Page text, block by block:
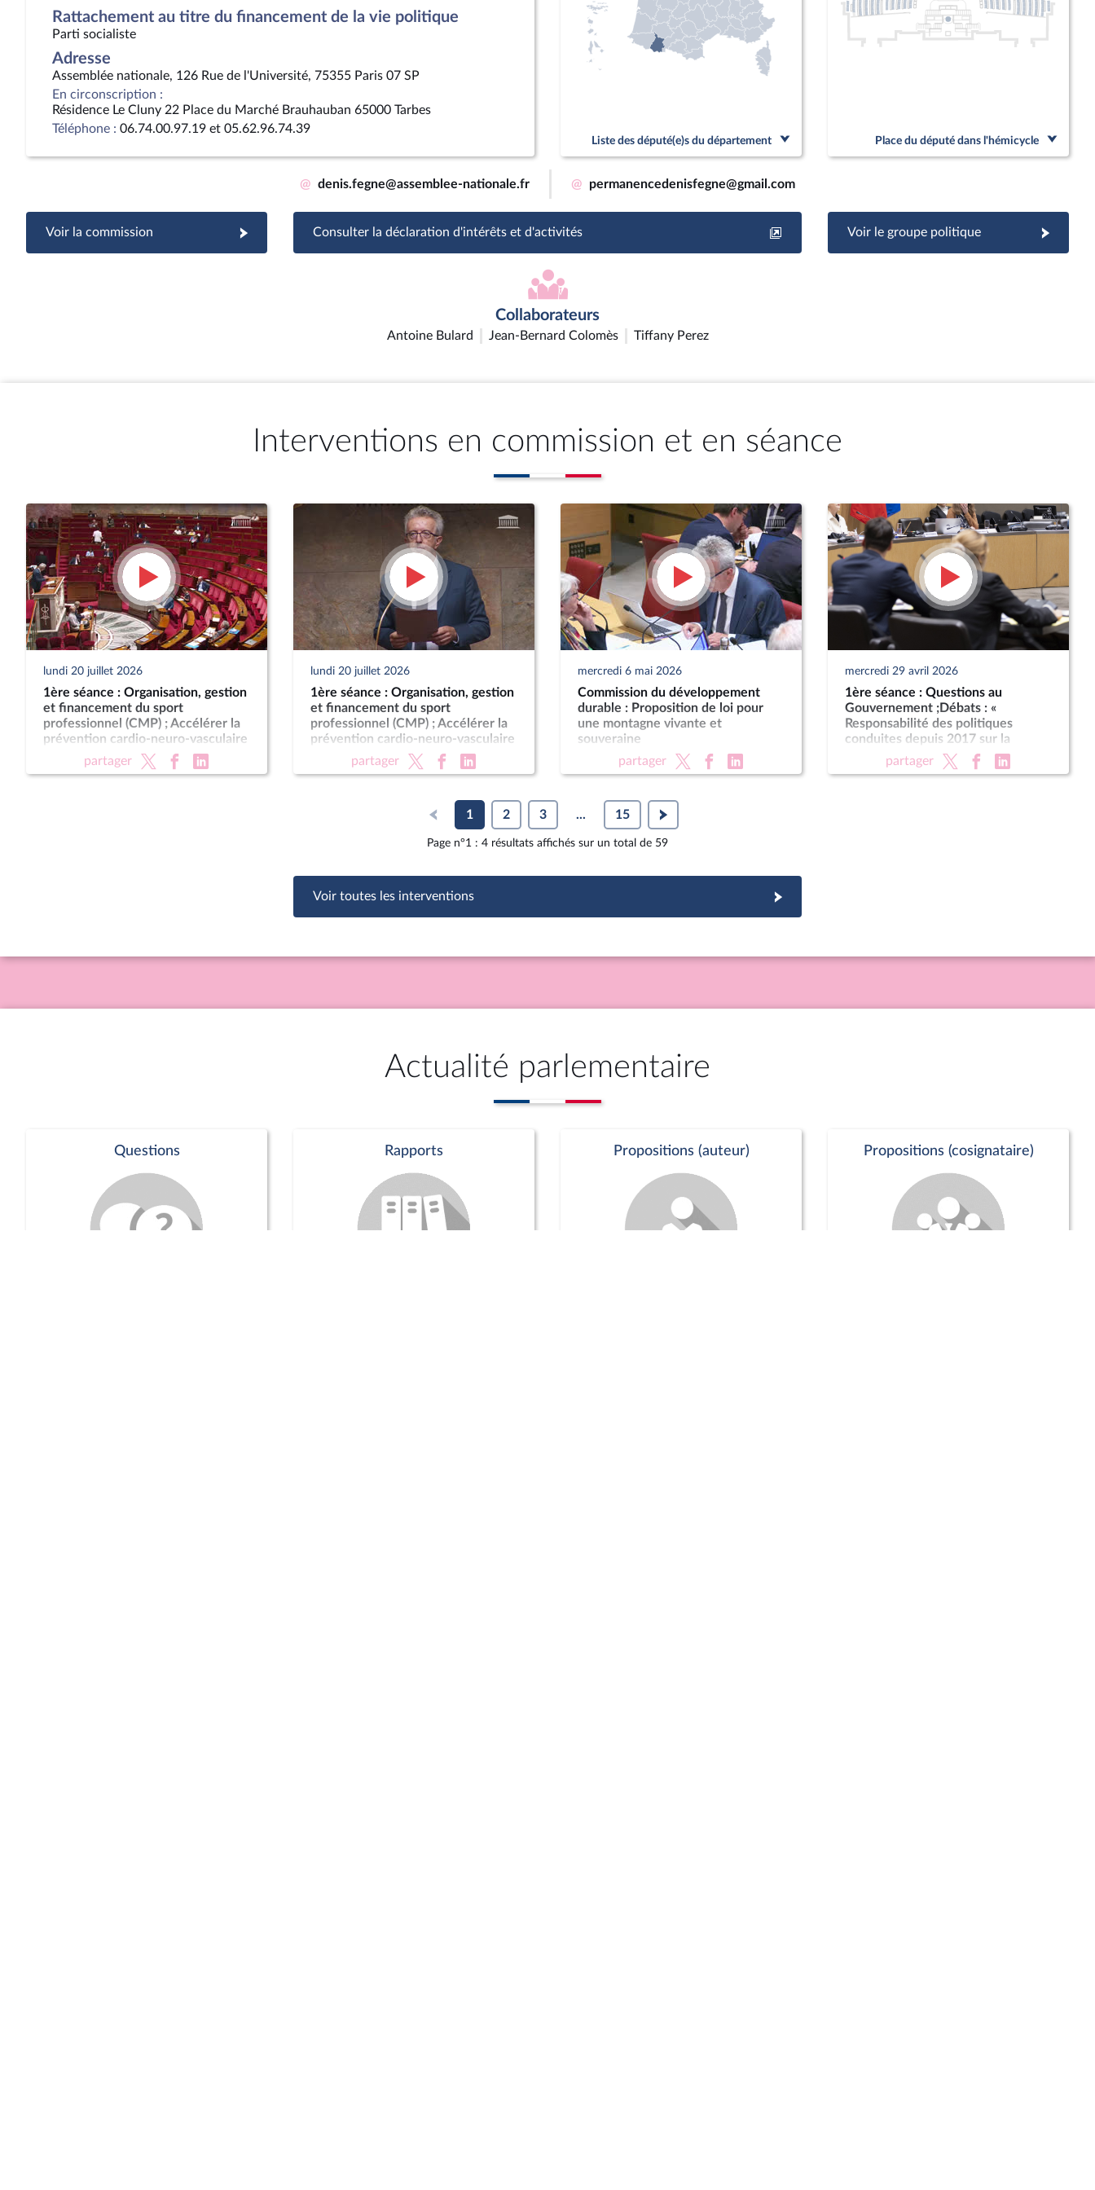
Rattachement au titre du financement de la vie politique
Parti socialiste
Adresse
Assemblée nationale, 126 Rue de l'Université, 75355 Paris 07 SP
En circonscription :
Résidence Le Cluny 22 Place du Marché Brauhauban 65000 Tarbes
Téléphone : 06.74.00.97.19 et 05.62.96.74.39
Liste des député(e)s du département Place du député dans l'hémicycle
@ denis.fegne@assemblee-nationale.fr @ permanencedenisfegne@gmail.com
Voir la commission Consulter la déclaration d'intérêts et d'activités Voir le groupe politique
Collaborateurs
Antoine Bulard Jean-Bernard Colomès Tiffany Perez
Interventions en commission et en séance
lundi 20 juillet 2026
1ère séance : Organisation, gestion
et financement du sport
professionnel (CMP) ; Accélérer la
prévention cardio-neuro-vasculaire
(CMP) ; Pour une montagne vivante
et souveraine (CMP)
partager
lundi 20 juillet 2026
1ère séance : Organisation, gestion
et financement du sport
professionnel (CMP) ; Accélérer la
prévention cardio-neuro-vasculaire
(CMP) ; Pour une montagne vivante
et souveraine (CMP)
partager
mercredi 6 mai 2026
Commission du développement
durable : Proposition de loi pour
une montagne vivante et
souveraine
partager
mercredi 29 avril 2026
1ère séance : Questions au
Gouvernement ;Débats : «
Responsabilité des politiques
conduites depuis 2017 sur la
dégradation de la santé mentale
des jeunes »,« Associations en crise
partager
1 2 3 ... 15
Page n°1 : 4 résultats affichés sur un total de 59
Voir toutes les interventions
Actualité parlementaire
Questions Rapports Propositions (auteur) Propositions (cosignataire)